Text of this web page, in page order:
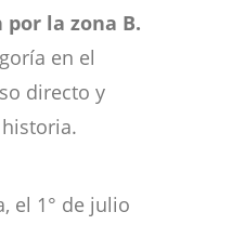
por la zona B.
en el
directo y
el 1° de julio